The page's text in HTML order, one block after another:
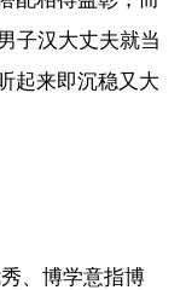
子汉大丈夫就当
起来即沉稳又大
、博学意指博